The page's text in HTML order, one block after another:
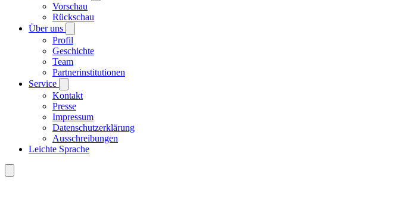
Vorschau
Rückschau
Über uns
Profil
Geschichte
Team
Partnerinstitutionen
Service
Kontakt
Presse
Impressum
Datenschutzerklärung
Ausschreibungen
Leichte Sprache